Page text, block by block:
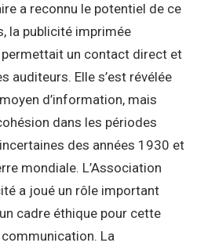
a reconnu le potentiel de ce
la publicité imprimée
un contact direct et
auditeurs. Elle s’est révélée
d’information, mais
dans les périodes
des années 1930 et
mondiale. L’Association
a joué un rôle important
cadre éthique pour cette
La